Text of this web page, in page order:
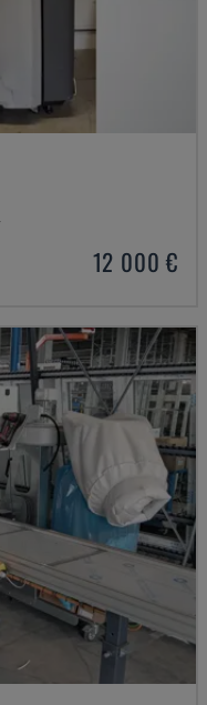
12 000 €